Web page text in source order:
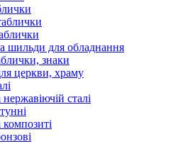
шильди для обладнання
знаки
церкви, храму
сталі